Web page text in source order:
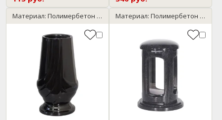
Материал: Полимербетон / черный Материал: Полимербетон / темный гранит